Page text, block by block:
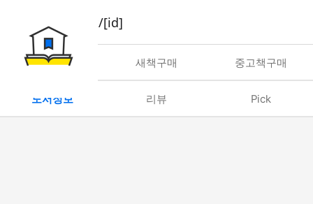
book/rent/[id]
대여 새책구매 중고책구매
도서정보 리뷰 Pick